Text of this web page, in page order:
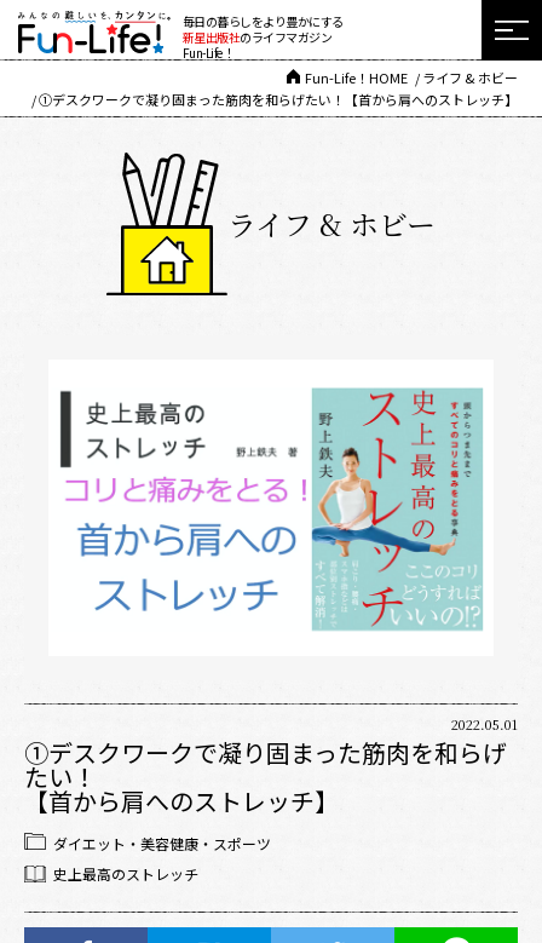
毎日の暮らしをより豊かにする
新星出版社のライフマガジン
Fun-Life！
Fun-Life！HOME
ライフ & ホビー
①デスクワークで凝り固まった筋肉を和らげたい！【首から肩へのストレッチ】
ライフ & ホビー
2022.05.01
①デスクワークで凝り固まった筋肉を和らげ
たい！
【首から肩へのストレッチ】
ダイエット・美容健康・スポーツ
史上最高のストレッチ